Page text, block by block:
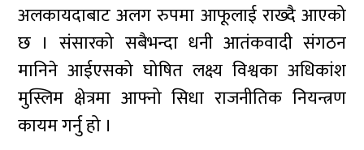
अलकायदाबाट अलग रुपमा आफूलाई राख्दै आएको
छ । संसारको सबैभन्दा धनी आतंकवादी संगठन
मानिने आईएसको घोषित लक्ष्य विश्वका अधिकांश
मुस्लिम क्षेत्रमा आफ्नो सिधा राजनीतिक नियन्त्रण
कायम गर्नु हो ।